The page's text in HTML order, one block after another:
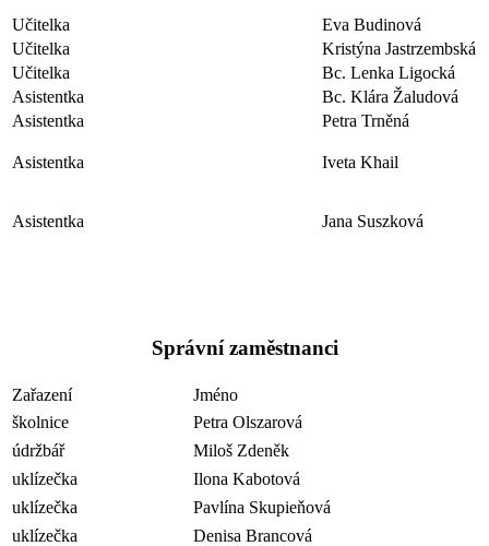
Učitelka
Eva Budinová
Učitelka
Kristýna Jastrzembská
Učitelka
Bc. Lenka Ligocká
Asistentka
Bc. Klára Žaludová
Asistentka
Petra Trněná
Asistentka Iveta Khail
Asistentka Jana Suszková
Správní zaměstnanci
Zařazení
Jméno
školnice
Petra Olszarová
údržbář
Miloš Zdeněk
uklízečka
Ilona Kabotová
uklízečka
Pavlína Skupieňová
uklízečka
Denisa Brancová